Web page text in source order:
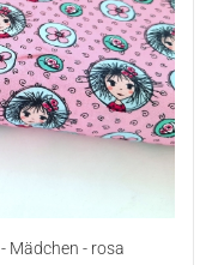
Mädchen - rosa